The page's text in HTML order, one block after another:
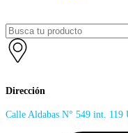
Dirección
Calle Aldabas N° 549 int. 119